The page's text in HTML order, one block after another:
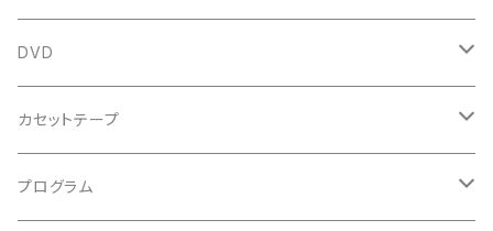
鍵盤用
スコア
古楽以外
トートバッグ
バロック
ルネサンス
DVD
古楽
古楽以外
カセットテープ
古楽
プログラム